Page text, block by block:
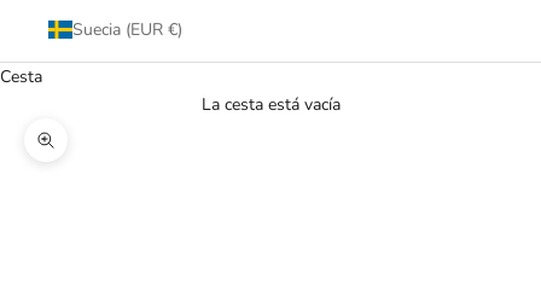
Suecia (EUR €)
Cesta
La cesta está vacía
Zoom